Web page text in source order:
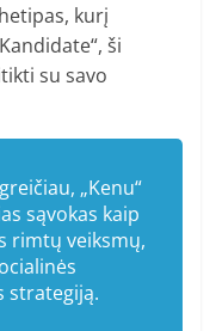
kurį
ši
su savo
„Kenu“
sąvokas kaip
rimtų veiksmų,
strategiją.